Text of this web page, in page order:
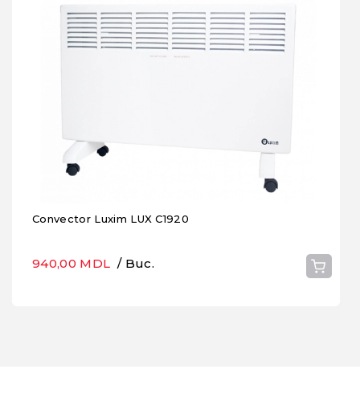
Convector Luxim LUX C1920
940,00 MDL / Buc.